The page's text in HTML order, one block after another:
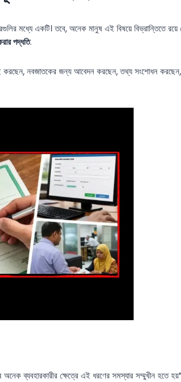
মধ্যে একটি। তবে, অনেক মানুষ এই বিষয়ে বিভ্রান্তিতে রয়ে
পদ্ধতি.
করছেন, নবজাতকের জন্য আবেদন করছেন, তথ্য সংশোধন করছেন,
অনেক ব্যবহারকারীর ক্ষেত্রে এই ধরণের সমস্যার সম্মুখীন হতে হয়